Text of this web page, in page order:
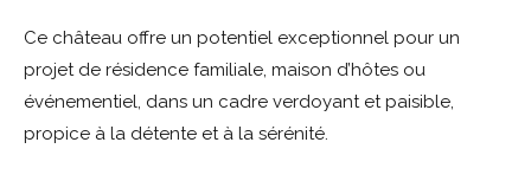
Ce château offre un potentiel exceptionnel pour un
projet de résidence familiale, maison d’hôtes ou
événementiel, dans un cadre verdoyant et paisible,
propice à la détente et à la sérénité.